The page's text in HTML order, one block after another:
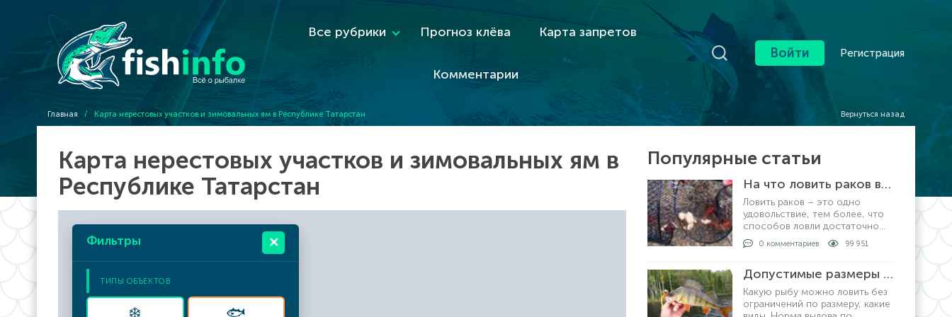
Все рубрики Прогноз клёва Карта запретов
Комментарии
Войти Регистрация
Главная / Карта нерестовых участков и зимовальных ям в Республике Татарстан Вернуться назад
Карта нерестовых участков и зимовальных ям в
Республике Татарстан
Фильтры ✕
ТИПЫ ОБЪЕКТОВ
❄️ 🐟
Популярные статьи
На что ловить раков в раколовке
Ловить раков – это одно
удовольствие, тем более, что
способов ловли достаточно
много. Самый
распространенный и уловистый
раколовками. Хотя, ловить
раков можно просто рукам
0 комментариев 99 951
Допустимые размеры рыбы для вылова по регионам
Какую рыбу можно ловить без
ограничений по размеру, какие